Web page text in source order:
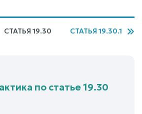
СТАТЬЯ 19.30 СТАТЬЯ 19.30.1
по статье 19.30